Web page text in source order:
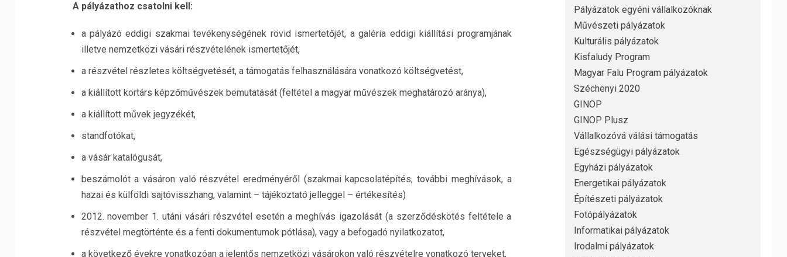
A pályázathoz csatolni kell:
a pályázó eddigi szakmai tevékenységének rövid ismertetőjét, a galéria eddigi kiállítási programjának
illetve nemzetközi vásári részvételének ismertetőjét,
a részvétel részletes költségvetését, a támogatás felhasználására vonatkozó költségvetést,
a kiállított kortárs képzőművészek bemutatását (feltétel a magyar művészek meghatározó aránya),
a kiállított művek jegyzékét,
standfotókat,
a vásár katalógusát,
beszámolót a vásáron való részvétel eredményéről (szakmai kapcsolatépítés, további meghívások, a
hazai és külföldi sajtóvisszhang, valamint – tájékoztató jelleggel – értékesítés)
2012. november 1. utáni vásári részvétel esetén a meghívás igazolását (a szerződéskötés feltétele a
részvétel megtörténte és a fenti dokumentumok pótlása), vagy a befogadó nyilatkozatot,
a következő évekre vonatkozóan a jelentős nemzetközi vásárokon való részvételre vonatkozó terveket,
Pályázatok egyéni vállalkozóknak
Művészeti pályázatok
Kulturális pályázatok
Kisfaludy Program
Magyar Falu Program pályázatok
Széchenyi 2020
GINOP
GINOP Plusz
Vállalkozóvá válási támogatás
Egészségügyi pályázatok
Egyházi pályázatok
Energetikai pályázatok
Építészeti pályázatok
Fotópályázatok
Informatikai pályázatok
Irodalmi pályázatok